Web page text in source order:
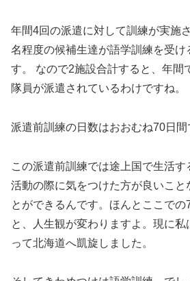
年間4回の派遣に対して訓練が実施
名程度の候補生達が語学訓練を受け
す。 なので2施設合計すると、年間
隊員が派遣されているわけですね。
派遣前訓練の日数はおおむね70日間
この派遣前訓練では途上国で生活す
活動の際に気をつけた方が良いこと
とができるんです。ほんとここでの
と、人生観が変わりますよ。現に
って北海道へ凱旋しました。